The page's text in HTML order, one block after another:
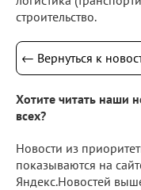
строительство.
← Вернуться к
Хотите читать наши
всех?
Новости из
показываются на
Яндекс.Новостей